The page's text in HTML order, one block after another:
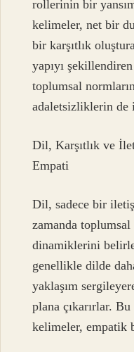
rollerinin bir
kelimeler, net bir
bir karşıtlık
yapıyı
toplumsal
adaletsizliklerin de
Dil, Karşıtlık ve
Empati
Dil, sadece bir
zamanda toplumsal
dinamiklerini
genellikle dilde
yaklaşım
plana çıkarırlar.
kelimeler, empatik